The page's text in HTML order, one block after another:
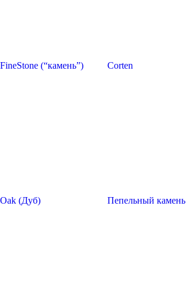
FineStone (“камень”) Corten
Oak (Дуб) Пепельный камень